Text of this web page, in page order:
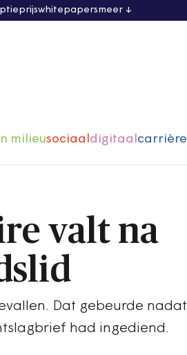
whitepapersmeer
milieusociaaldigitaalcarrière
valt na
Dat gebeurde
had ingediend.